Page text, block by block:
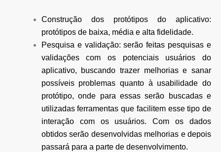
Construção dos protótipos do aplicativo:
protótipos de baixa, média e alta fidelidade.
Pesquisa e validação: serão feitas pesquisas e
validações com os potenciais usuários do
aplicativo, buscando trazer melhorias e sanar
possíveis problemas quanto à usabilidade do
protótipo, onde para essas serão buscadas e
utilizadas ferramentas que facilitem esse tipo de
interação com os usuários. Com os dados
obtidos serão desenvolvidas melhorias e depois
passará para a parte de desenvolvimento.